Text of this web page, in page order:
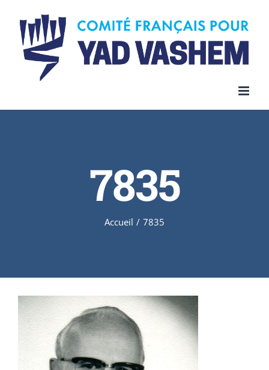
content
7835
Accueil / 7835